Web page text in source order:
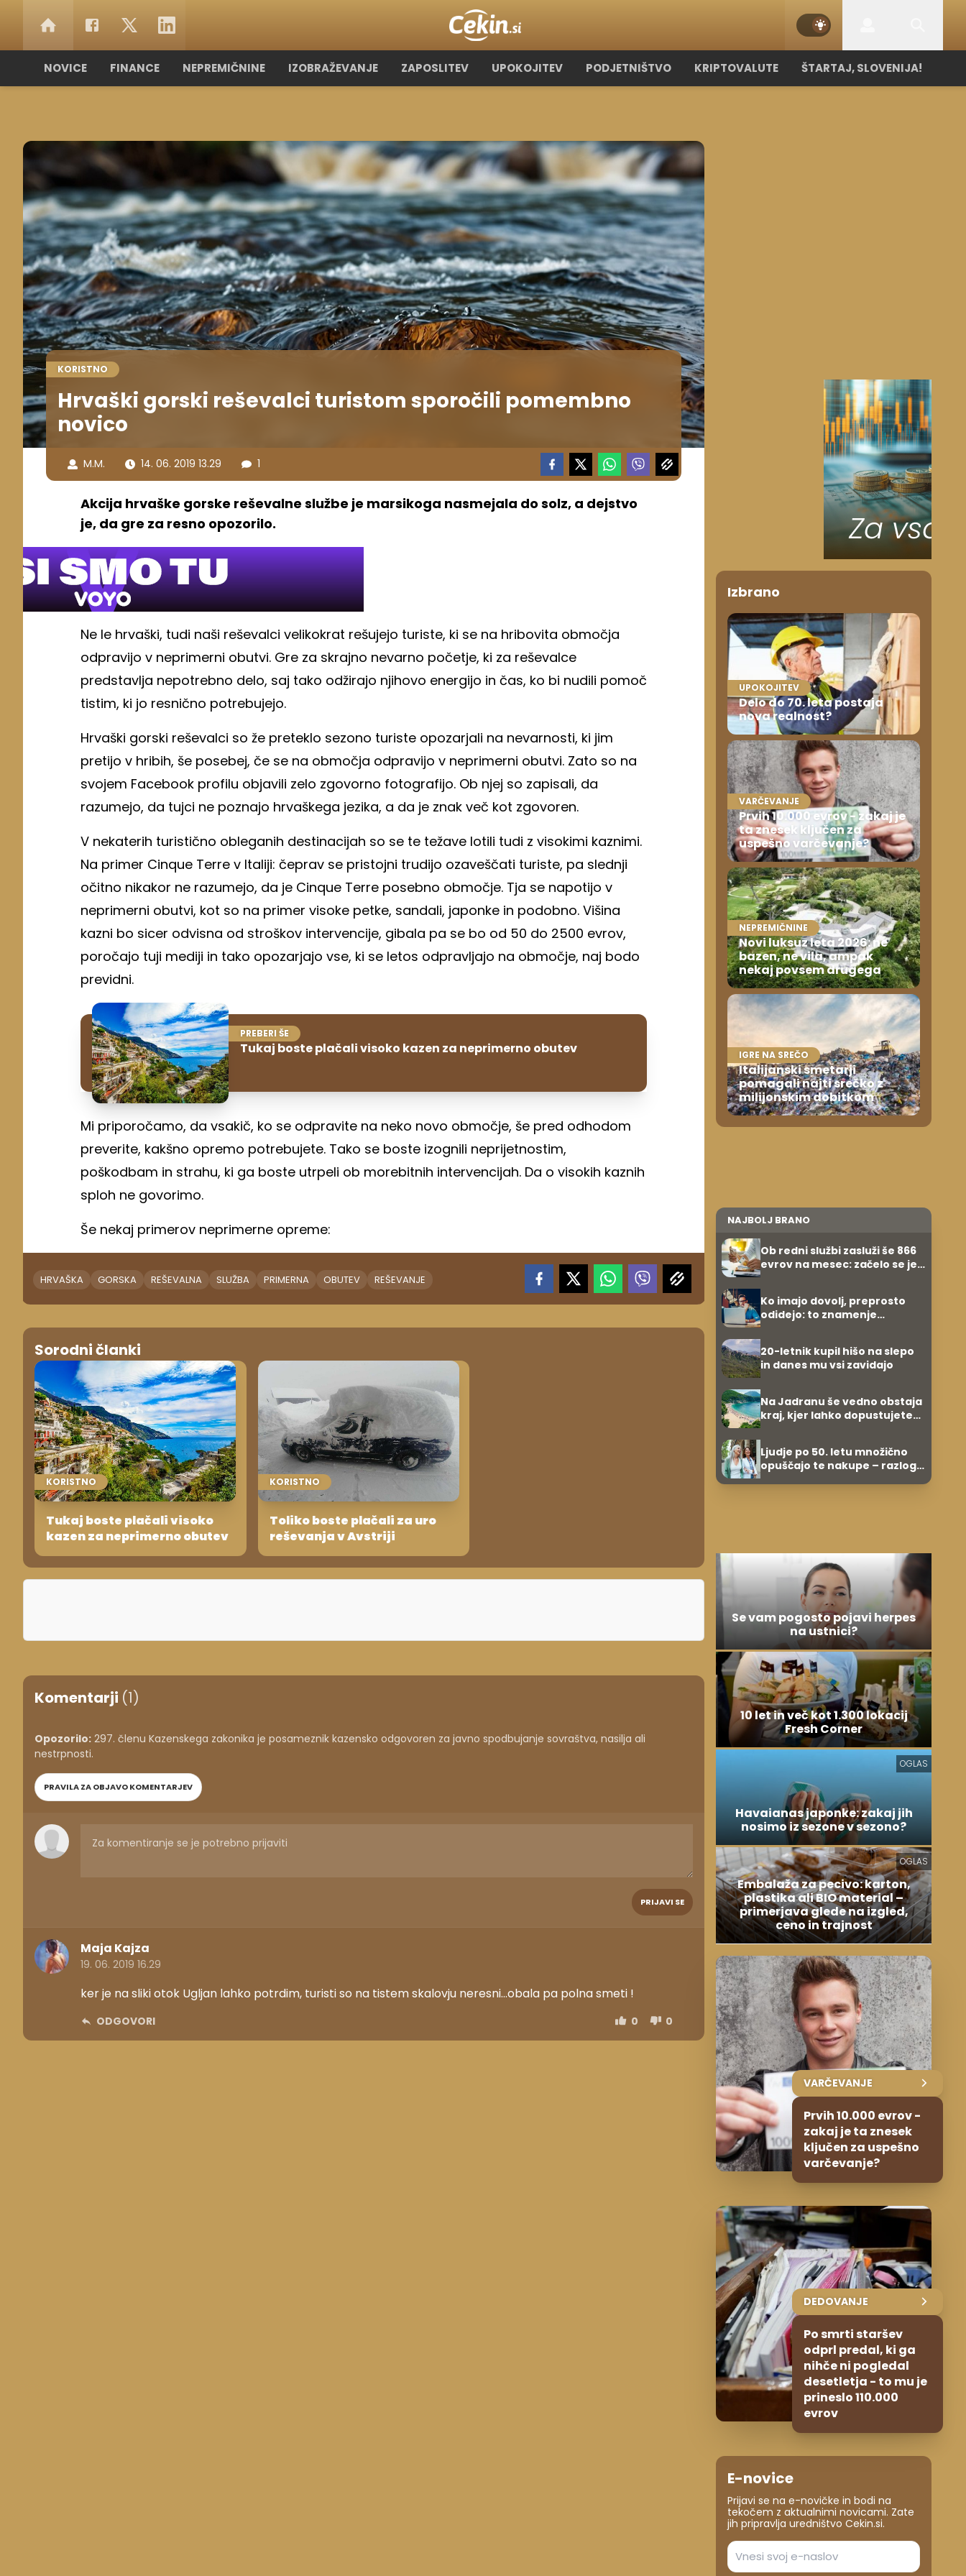
NOVICE FINANCE NEPREMIČNINE IZOBRAŽEVANJE ZAPOSLITEV UPOKOJITEV PODJETNIŠTVO KRIPTOVALUTE ŠTARTAJ, SLOVENIJA!
KORISTNO
Hrvaški gorski reševalci turistom sporočili pomembno
novico
M.M. 14. 06. 2019 13.29 1
Akcija hrvaške gorske reševalne službe je marsikoga nasmejala do solz, a dejstvo
je, da gre za resno opozorilo.
Ne le hrvaški, tudi naši reševalci velikokrat rešujejo turiste, ki se na hribovita območja
odpravijo v neprimerni obutvi. Gre za skrajno nevarno početje, ki za reševalce
predstavlja nepotrebno delo, saj tako odžirajo njihovo energijo in čas, ko bi nudili pomoč
tistim, ki jo resnično potrebujejo.
Hrvaški gorski reševalci so že preteklo sezono turiste opozarjali na nevarnosti, ki jim
pretijo v hribih, še posebej, če se na območja odpravijo v neprimerni obutvi. Zato so na
svojem Facebook profilu objavili zelo zgovorno fotografijo. Ob njej so zapisali, da
razumejo, da tujci ne poznajo hrvaškega jezika, a da je znak več kot zgovoren.
V nekaterih turistično obleganih destinacijah so se te težave lotili tudi z visokimi kaznimi.
Na primer Cinque Terre v Italiji: čeprav se pristojni trudijo ozaveščati turiste, pa slednji
očitno nikakor ne razumejo, da je Cinque Terre posebno območje. Tja se napotijo v
neprimerni obutvi, kot so na primer visoke petke, sandali, japonke in podobno. Višina
kazni bo sicer odvisna od stroškov intervencije, gibala pa se bo od 50 do 2500 evrov,
poročajo tuji mediji in tako opozarjajo vse, ki se letos odpravljajo na območje, naj bodo
previdni.
PREBERI ŠE
Tukaj boste plačali visoko kazen za neprimerno obutev
Mi priporočamo, da vsakič, ko se odpravite na neko novo območje, še pred odhodom
preverite, kakšno opremo potrebujete. Tako se boste izognili neprijetnostim,
poškodbam in strahu, ki ga boste utrpeli ob morebitnih intervencijah. Da o visokih kaznih
sploh ne govorimo.
Še nekaj primerov neprimerne opreme:
HRVAŠKA GORSKA REŠEVALNA SLUŽBA PRIMERNA OBUTEV REŠEVANJE
Sorodni članki
KORISTNO
Tukaj boste plačali visoko
kazen za neprimerno obutev
KORISTNO
Toliko boste plačali za uro
reševanja v Avstriji
Komentarji (1)
Opozorilo: 297. členu Kazenskega zakonika je posameznik kazensko odgovoren za javno spodbujanje sovraštva, nasilja ali
nestrpnosti.
PRAVILA ZA OBJAVO KOMENTARJEV
PRIJAVI SE
Maja Kajza
19. 06. 2019 16.29
ker je na sliki otok Ugljan lahko potrdim, turisti so na tistem skalovju neresni...obala pa polna smeti !
ODGOVORI 0 0
Izbrano
UPOKOJITEV
Delo do 70. leta postaja
nova realnost?
VARČEVANJE
Prvih 10.000 evrov - zakaj je
ta znesek ključen za
uspešno varčevanje?
NEPREMIČNINE
Novi luksuz leta 2026: ne
bazen, ne vila, ampak
nekaj povsem drugega
IGRE NA SREČO
Italijanski smetarji
pomagali najti srečko z
milijonskim dobitkom
NAJBOLJ BRANO
Ob redni službi zasluži še 866
evrov na mesec: začelo se je
Ko imajo dovolj, preprosto
odidejo: to znamenje
20-letnik kupil hišo na slepo
in danes mu vsi zavidajo
Na Jadranu še vedno obstaja
kraj, kjer lahko dopustujete
Ljudje po 50. letu množično
opuščajo te nakupe – razlog
Se vam pogosto pojavi herpes
na ustnici?
10 let in več kot 1.300 lokacij
Fresh Corner
OGLAS
Havaianas japonke: zakaj jih
nosimo iz sezone v sezono?
OGLAS
Embalaža za pecivo: karton,
plastika ali BIO material –
primerjava glede na izgled,
ceno in trajnost
VARČEVANJE
Prvih 10.000 evrov -
zakaj je ta znesek
ključen za uspešno
varčevanje?
DEDOVANJE
Po smrti staršev
odprl predal, ki ga
nihče ni pogledal
desetletja - to mu je
prineslo 110.000
evrov
E-novice
Prijavi se na e-novičke in bodi na
tekočem z aktualnimi novicami. Zate
jih pripravlja uredništvo Cekin.si.